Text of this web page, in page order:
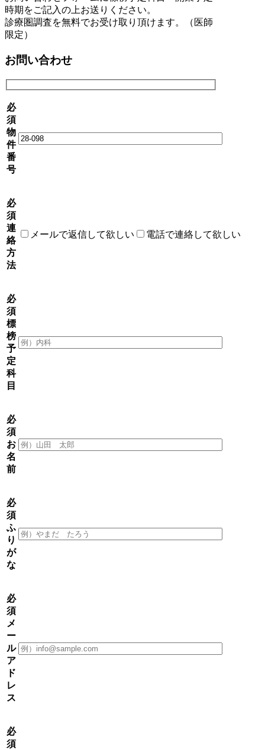
時期をご記入の上お送りください。
診療圏調査を無料でお受け取り頂けます。（医師
限定）
お問い合わせ
必
須
物
件
番
号
必
須
連
絡
方
法
メールで返信して欲しい 電話で連絡して欲しい
必
須
標
榜
予
定
科
目
必
須
お
名
前
必
須
ふ
り
が
な
必
須
メ
ー
ル
ア
ド
レ
ス
必
須